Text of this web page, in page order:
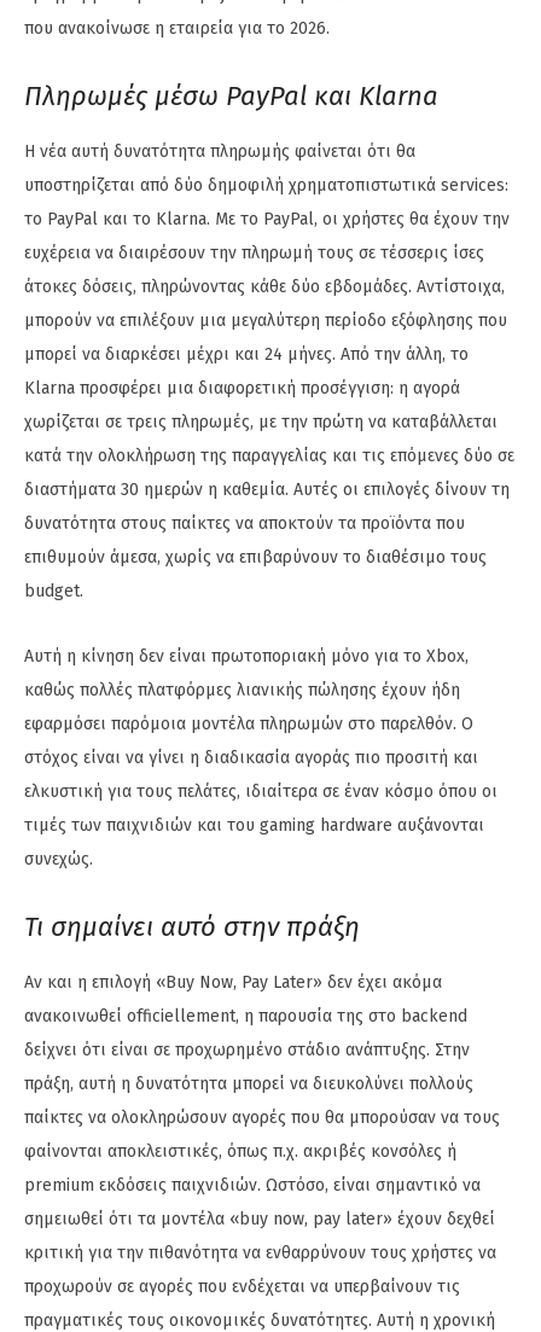
που ανακοίνωσε η εταιρεία για το 2026.
Πληρωμές μέσω PayPal και Klarna
Η νέα αυτή δυνατότητα πληρωμής φαίνεται ότι θα
υποστηρίζεται από δύο δημοφιλή χρηματοπιστωτικά services:
το PayPal και το Klarna. Με το PayPal, οι χρήστες θα έχουν την
ευχέρεια να διαιρέσουν την πληρωμή τους σε τέσσερις ίσες
άτοκες δόσεις, πληρώνοντας κάθε δύο εβδομάδες. Αντίστοιχα,
μπορούν να επιλέξουν μια μεγαλύτερη περίοδο εξόφλησης που
μπορεί να διαρκέσει μέχρι και 24 μήνες. Από την άλλη, το
Klarna προσφέρει μια διαφορετική προσέγγιση: η αγορά
χωρίζεται σε τρεις πληρωμές, με την πρώτη να καταβάλλεται
κατά την ολοκλήρωση της παραγγελίας και τις επόμενες δύο σε
διαστήματα 30 ημερών η καθεμία. Αυτές οι επιλογές δίνουν τη
δυνατότητα στους παίκτες να αποκτούν τα προϊόντα που
επιθυμούν άμεσα, χωρίς να επιβαρύνουν το διαθέσιμο τους
budget.
Αυτή η κίνηση δεν είναι πρωτοποριακή μόνο για το Xbox,
καθώς πολλές πλατφόρμες λιανικής πώλησης έχουν ήδη
εφαρμόσει παρόμοια μοντέλα πληρωμών στο παρελθόν. Ο
στόχος είναι να γίνει η διαδικασία αγοράς πιο προσιτή και
ελκυστική για τους πελάτες, ιδιαίτερα σε έναν κόσμο όπου οι
τιμές των παιχνιδιών και του gaming hardware αυξάνονται
συνεχώς.
Τι σημαίνει αυτό στην πράξη
Αν και η επιλογή «Buy Now, Pay Later» δεν έχει ακόμα
ανακοινωθεί officiellement, η παρουσία της στο backend
δείχνει ότι είναι σε προχωρημένο στάδιο ανάπτυξης. Στην
πράξη, αυτή η δυνατότητα μπορεί να διευκολύνει πολλούς
παίκτες να ολοκληρώσουν αγορές που θα μπορούσαν να τους
φαίνονται αποκλειστικές, όπως π.χ. ακριβές κονσόλες ή
premium εκδόσεις παιχνιδιών. Ωστόσο, είναι σημαντικό να
σημειωθεί ότι τα μοντέλα «buy now, pay later» έχουν δεχθεί
κριτική για την πιθανότητα να ενθαρρύνουν τους χρήστες να
προχωρούν σε αγορές που ενδέχεται να υπερβαίνουν τις
πραγματικές τους οικονομικές δυνατότητες. Αυτή η χρονική